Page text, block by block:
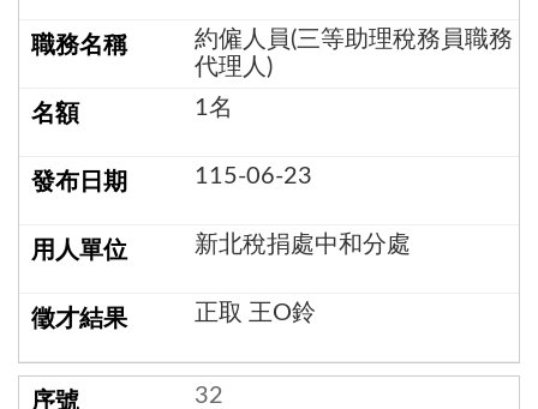
約僱人員(三等助理稅務員職務
代理人)
1名
115-06-23
新北稅捐處中和分處
正取 王O鈴
32